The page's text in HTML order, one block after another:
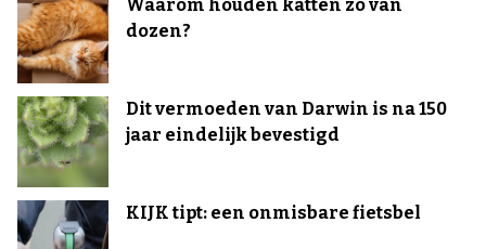
Waarom houden katten zo van
dozen?
Dit vermoeden van Darwin is na 150
jaar eindelijk bevestigd
KIJK tipt: een onmisbare fietsbel